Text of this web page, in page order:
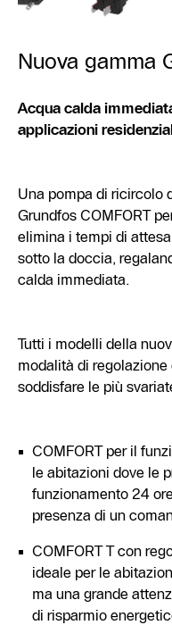
Nuova gamma
Acqua calda
applicazioni
Una pompa di ricircolo
Grundfos COMFORT
elimina i tempi di
sotto la doccia,
calda immediata.
Tutti i modelli della
modalità di
soddisfare le più
COMFORT per il
le abitazioni dove le
funzionamento 24
presenza di un
COMFORT T con
ideale per le
ma una grande
di risparmio